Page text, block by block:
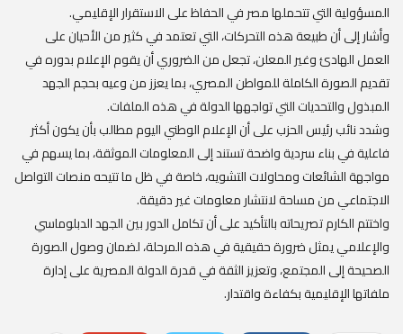
المسؤولية التي تتحملها مصر في الحفاظ على الاستقرار الإقليمي.
وأشار إلى أن طبيعة هذه التحركات، التي تعتمد في كثير من الأحيان على
العمل الهادئ وغير المعلن، تجعل من الضروري أن يقوم الإعلام بدوره في
تقديم الصورة الكاملة للمواطن المصري، بما يعزز من وعيه بحجم الجهد
المبذول والتحديات التي تواجهها الدولة في هذه الملفات.
وشدد نائب رئيس الحزب على أن الإعلام الوطني اليوم مطالب بأن يكون أكثر
فاعلية في بناء سردية واضحة تستند إلى المعلومات الموثقة، بما يسهم في
مواجهة الشائعات ومحاولات التشويه، خاصة في ظل ما تتيحه منصات التواصل
الاجتماعي من مساحة لانتشار معلومات غير دقيقة.
واختتم الكارم تصريحاته بالتأكيد على أن تكامل الدور بين الجهد الدبلوماسي
والإعلامي يمثل ضرورة حقيقية في هذه المرحلة، لضمان وصول الصورة
الصحيحة إلى المجتمع، وتعزيز الثقة في قدرة الدولة المصرية على إدارة
ملفاتها الإقليمية بكفاءة واقتدار.